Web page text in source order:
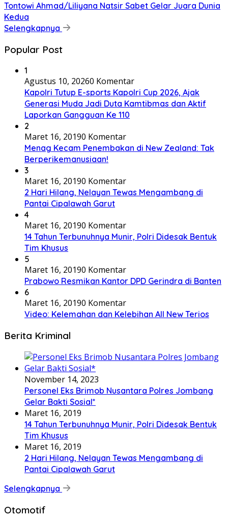
Tontowi Ahmad/Liliyana Natsir Sabet Gelar Juara Dunia
Kedua
Selengkapnya
Popular Post
1
Agustus 10, 20260 Komentar
Kapolri Tutup E-sports Kapolri Cup 2026, Ajak
Generasi Muda Jadi Duta Kamtibmas dan Aktif
Laporkan Gangguan Ke 110
2
Maret 16, 20190 Komentar
Menag Kecam Penembakan di New Zealand: Tak
Berperikemanusiaan!
3
Maret 16, 20190 Komentar
2 Hari Hilang, Nelayan Tewas Mengambang di
Pantai Cipalawah Garut
4
Maret 16, 20190 Komentar
14 Tahun Terbunuhnya Munir, Polri Didesak Bentuk
Tim Khusus
5
Maret 16, 20190 Komentar
Prabowo Resmikan Kantor DPD Gerindra di Banten
6
Maret 16, 20190 Komentar
Video: Kelemahan dan Kelebihan All New Terios
Berita Kriminal
November 14, 2023
Personel Eks Brimob Nusantara Polres Jombang
Gelar Bakti Sosial*
Maret 16, 2019
14 Tahun Terbunuhnya Munir, Polri Didesak Bentuk
Tim Khusus
Maret 16, 2019
2 Hari Hilang, Nelayan Tewas Mengambang di
Pantai Cipalawah Garut
Selengkapnya
Otomotif